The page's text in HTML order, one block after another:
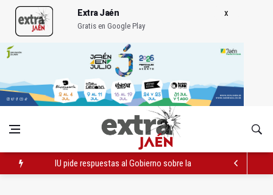
Extra Jaén
Gratis en Google Play
IU pide respuestas al Gobierno sobre la situación del